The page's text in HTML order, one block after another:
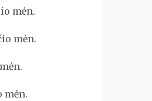
mėn.
mėn.
mėn.